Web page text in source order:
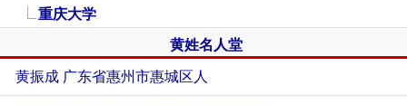
重庆大学
黄姓名人堂
黄振成 广东省惠州市惠城区人